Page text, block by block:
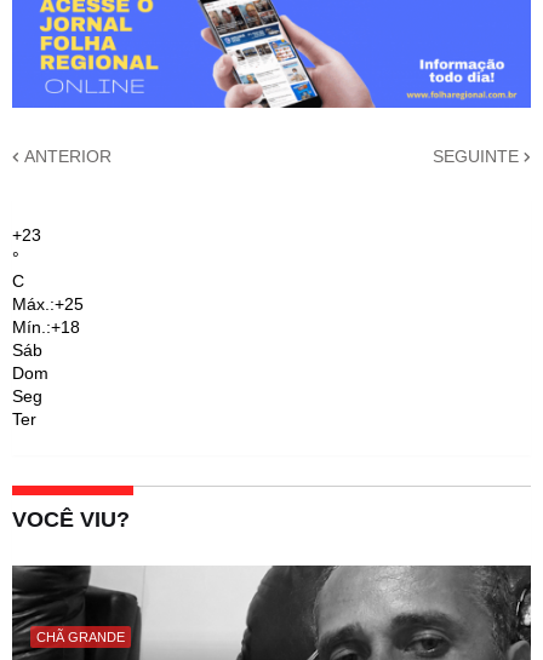
ANTERIOR SEGUINTE
+23
°
C
Máx.:+25
Mín.:+18
Sáb
Dom
Seg
Ter
VOCÊ VIU?
CHÃ GRANDE